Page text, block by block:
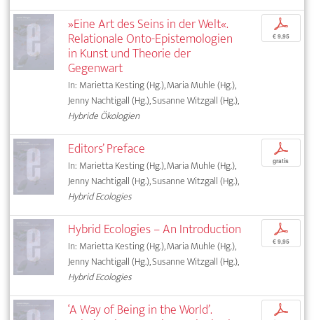
»Eine Art des Seins in der Welt«.
Relationale Onto-Epistemologien
in Kunst und Theorie der
Gegenwart
In: Marietta Kesting (Hg.), Maria Muhle (Hg.),
Jenny Nachtigall (Hg.), Susanne Witzgall (Hg.),
Hybride Ökologien
p
€ 9,95
Editors’ Preface
In: Marietta Kesting (Hg.), Maria Muhle (Hg.),
Jenny Nachtigall (Hg.), Susanne Witzgall (Hg.),
Hybrid Ecologies
p
gratis
Hybrid Ecologies – An Introduction
In: Marietta Kesting (Hg.), Maria Muhle (Hg.),
Jenny Nachtigall (Hg.), Susanne Witzgall (Hg.),
Hybrid Ecologies
p
€ 9,95
‘A Way of Being in the World’. p